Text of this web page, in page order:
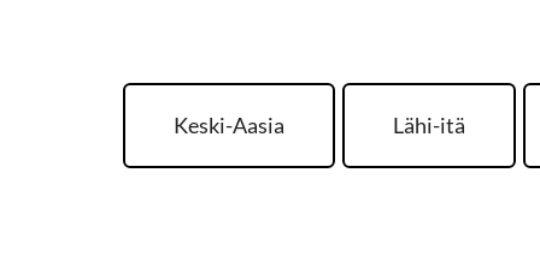
Keski-Aasia Lähi-itä